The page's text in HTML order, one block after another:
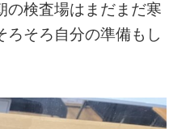
検査場はまだまだ寒
そろ自分の準備もし